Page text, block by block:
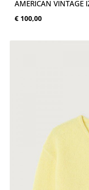
AMERICAN VINTAGE
Normale prijs:
€ 100,00